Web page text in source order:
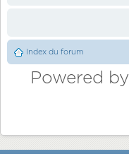
Index du forum
Powered by